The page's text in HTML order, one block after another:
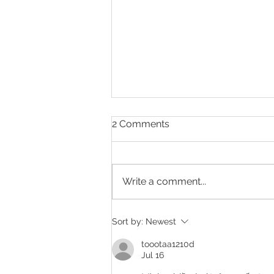
2 Comments
Write a comment...
Sort by: Newest
toootaa1210d
Jul 16